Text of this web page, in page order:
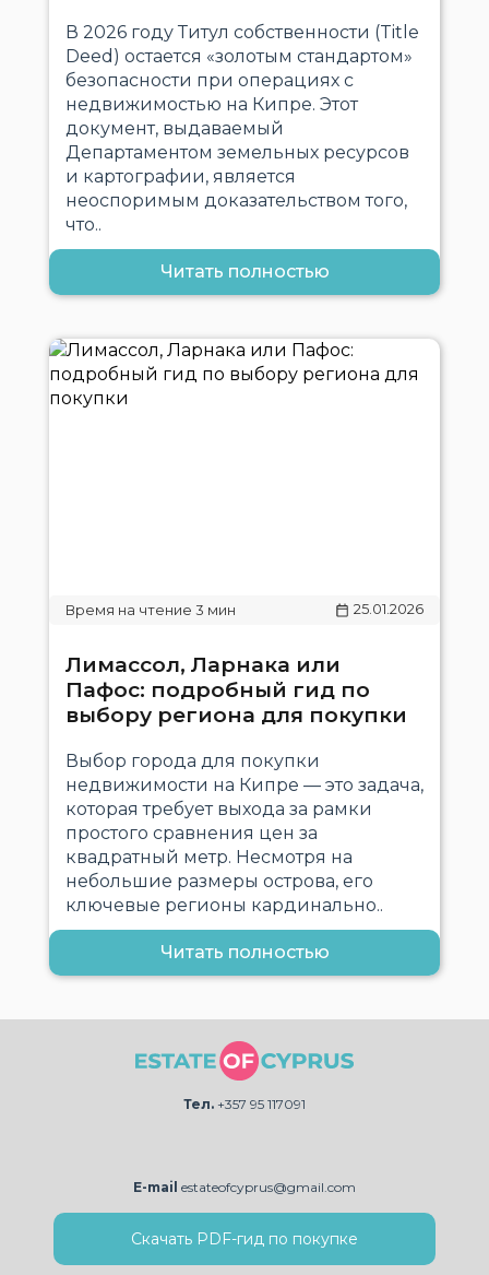
В 2026 году Титул собственности (Title
Deed) остается «золотым стандартом»
безопасности при операциях с
недвижимостью на Кипре. Этот
документ, выдаваемый
Департаментом земельных ресурсов
и картографии, является
неоспоримым доказательством того,
что..
Читать полностью
25.01.2026
Лимассол, Ларнака или
Пафос: подробный гид по
выбору региона для покупки
Выбор города для покупки
недвижимости на Кипре — это задача,
которая требует выхода за рамки
простого сравнения цен за
квадратный метр. Несмотря на
небольшие размеры острова, его
ключевые регионы кардинально..
Читать полностью
Тел. +357 95 117091
E-mail estateofcyprus@gmail.com
Скачать PDF-гид по покупке